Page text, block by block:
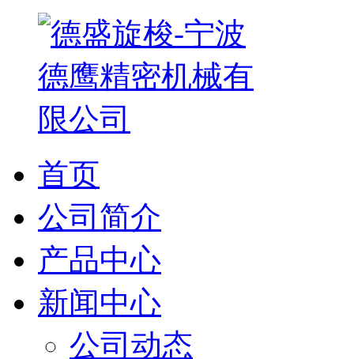
首页
公司简介
产品中心
新闻中心
公司动态